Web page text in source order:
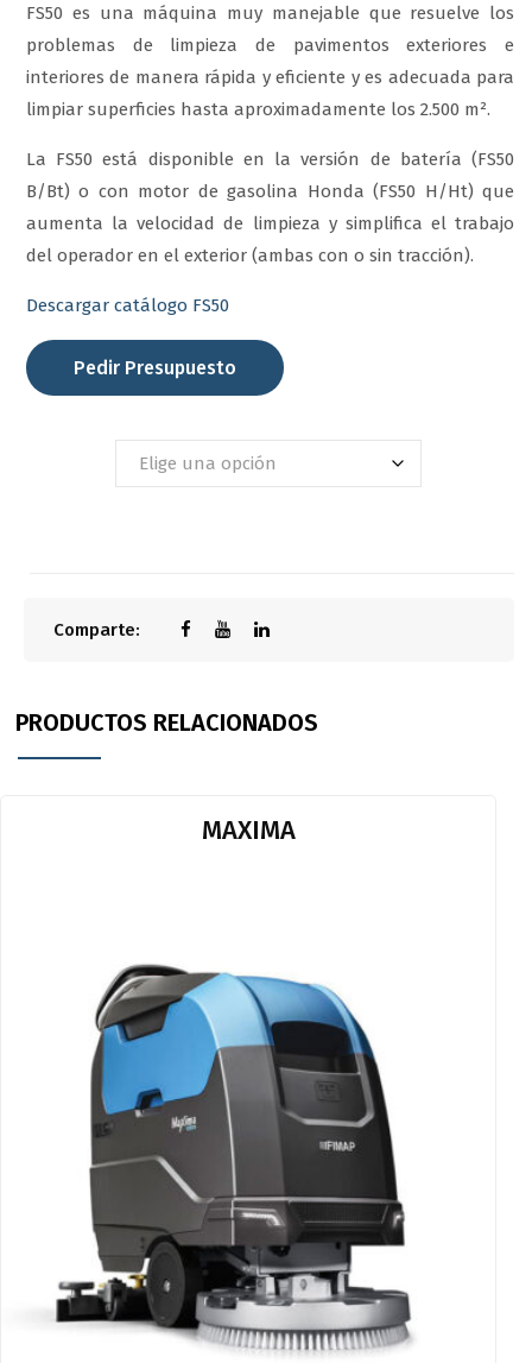
FS50 es una máquina muy manejable que resuelve los
problemas de limpieza de pavimentos exteriores e
interiores de manera rápida y eficiente y es adecuada para
limpiar superficies hasta aproximadamente los 2.500 m².
La FS50 está disponible en la versión de batería (FS50
B/Bt) o con motor de gasolina Honda (FS50 H/Ht) que
aumenta la velocidad de limpieza y simplifica el trabajo
del operador en el exterior (ambas con o sin tracción).
Descargar catálogo FS50
Pedir Presupuesto
Comparte:
PRODUCTOS RELACIONADOS
MAXIMA